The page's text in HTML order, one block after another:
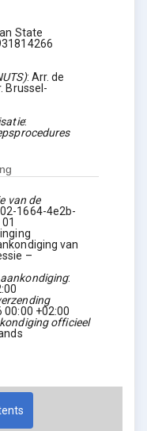
State
: Arr. de
Brussel-
:
van de
1664-4e2b-
01
van
–
:
00:00 +02:00
officieel